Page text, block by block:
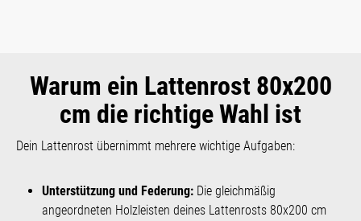
Warum ein Lattenrost 80x200
cm die richtige Wahl ist
Dein Lattenrost übernimmt mehrere wichtige Aufgaben:
Unterstützung und Federung: Die gleichmäßig
angeordneten Holzleisten deines Lattenrosts 80x200 cm